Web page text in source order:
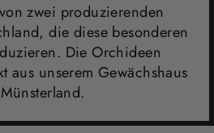
zwei produzierenden
die diese besonderen
Die Orchideen
aus unserem Gewächshaus